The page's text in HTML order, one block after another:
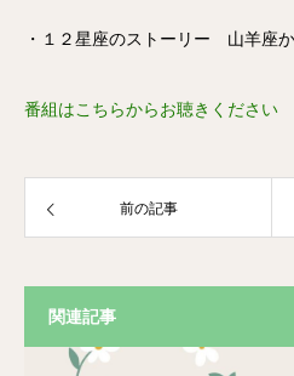
・１２星座のストーリー 山羊座
番組はこちらからお聴きください
前の記事
関連記事